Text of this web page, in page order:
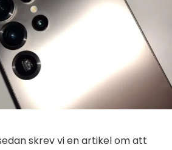
skrev vi en artikel om att